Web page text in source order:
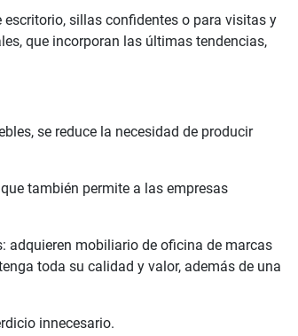
sillas confidentes o para visitas y
que incorporan las últimas tendencias,
se reduce la necesidad de producir
también permite a las empresas
adquieren mobiliario de oficina de marcas
toda su calidad y valor, además de una
innecesario.